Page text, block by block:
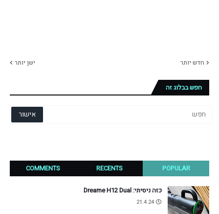
חדש יותר ישן יותר
חפש בבלוג זה
POPULAR
RECENTS
COMMENTS
כזה ניסיתי: Dreame H12 Dual
21.4.24